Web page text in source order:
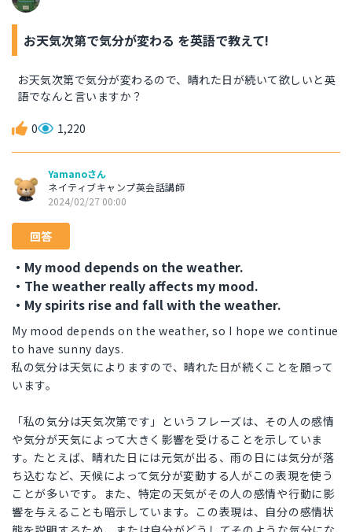
お天気次第で気分が変わる を英語で教えて!
お天気次第で気分が変わるので、晴れた日が続いて欲しいと英
語でなんと言いますか？
0 1,220
Yamanoさん
ネイティブキャンプ英会話講師
2024/02/27 00:00
回答
・My mood depends on the weather.
・The weather really affects my mood.
・My spirits rise and fall with the weather.
My mood depends on the weather, so I hope we continue
to have sunny days.
私の気分は天気によりますので、晴れた日が続くことを願って
います。
「私の気分は天気次第です」というフレーズは、その人の感情
や気分が天気によって大きく影響を受けることを示していま
す。たとえば、晴れた日には元気が出る、雨の日には気分が落
ち込むなど、天候によって気分が変動する人がこの表現を使う
ことが多いです。また、特定の天気がその人の感情や行動に影
響を与えることも暗示しています。この表現は、自分の感情状